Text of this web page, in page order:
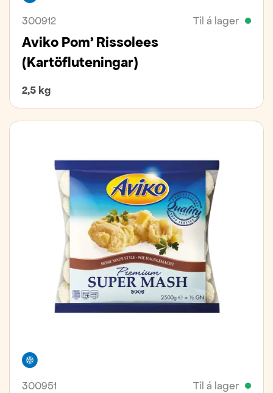
300912 Til á lager
Aviko Pom' Rissolees
(Kartöfluteningar)
2,5 kg
300951 Til á lager